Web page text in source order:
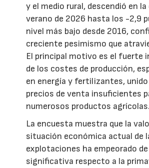
y el medio rural, descendió en
verano de 2026 hasta los -2,9
nivel más bajo desde 2016,
creciente pesimismo que
El principal motivo es el fuerte
de los costes de producción,
en energía y fertilizantes, unido
precios de venta insuficientes
numerosos productos agrícolas.
La encuesta muestra que la
situación económica actual de
explotaciones ha empeorado
significativa respecto a la